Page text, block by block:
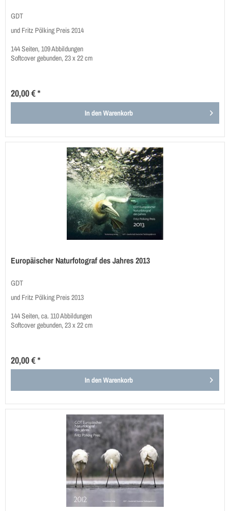
GDT
und Fritz Pölking Preis 2014
144 Seiten, 109 Abbildungen
Softcover gebunden, 23 x 22 cm
20,00 € *
In denWarenkorb
Europäischer Naturfotograf des Jahres 2013
GDT
und Fritz Pölking Preis 2013
144 Seiten, ca. 110 Abbildungen
Softcover gebunden, 23 x 22 cm
20,00 € *
In denWarenkorb